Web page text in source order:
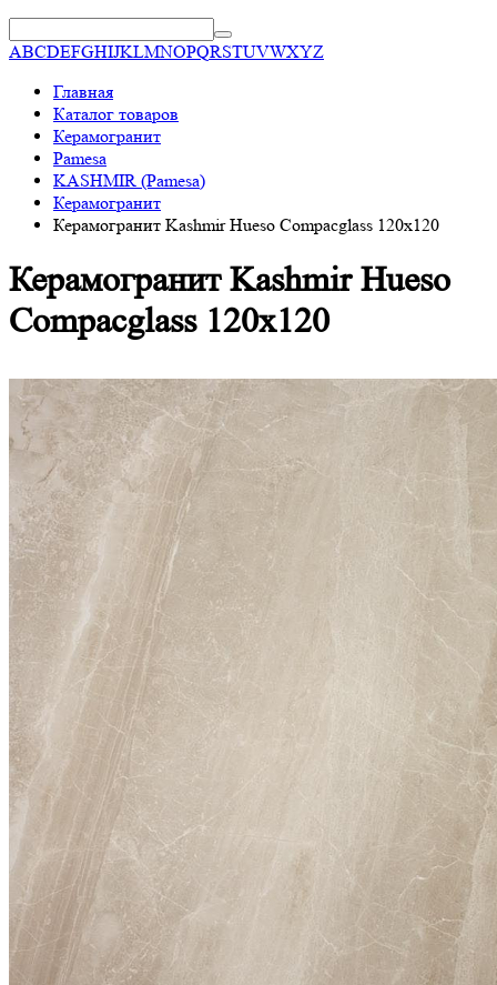
ABCDEFGHIJKLMNOPQRSTUVWXYZ
Главная
Каталог товаров
Керамогранит
Pamesa
KASHMIR (Pamesa)
Керамогранит
Керамогранит Kashmir Hueso Compacglass 120x120
Керамогранит Kashmir Hueso
Compacglass 120x120